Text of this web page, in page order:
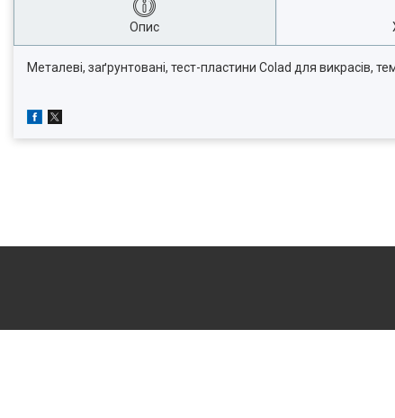
Опис
Металеві, заґрунтовані, тест-пластини Colad для викрасів,